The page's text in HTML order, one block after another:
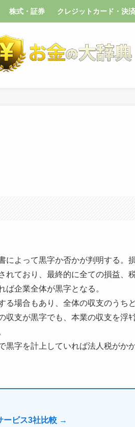
株式・証券 クレジットカード・決済
によって黒字か否かが判明する。
れており、最終的に全ての損益、
企業全体が黒字となる。
る場合もあり、全体の収支のうち
収支が黒字でも、本業の収支を浮ｷ
黒字を計上していれば法人税がか
ービス3社比較 →